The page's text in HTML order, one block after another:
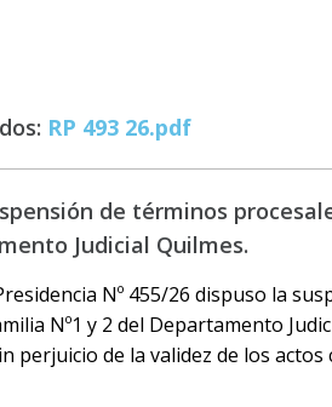
RP 493 26.pdf
de términos
Judicial Quilmes.
Nº 455/26 dispuso la
Nº1 y 2 del Departamento
perjuicio de la validez de los actos